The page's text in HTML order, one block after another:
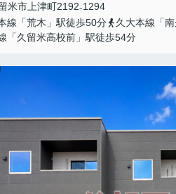
米市 上津町2192₋1294
線「荒木」駅徒歩50分
久大本線「
「久留米高校前」駅徒歩54分